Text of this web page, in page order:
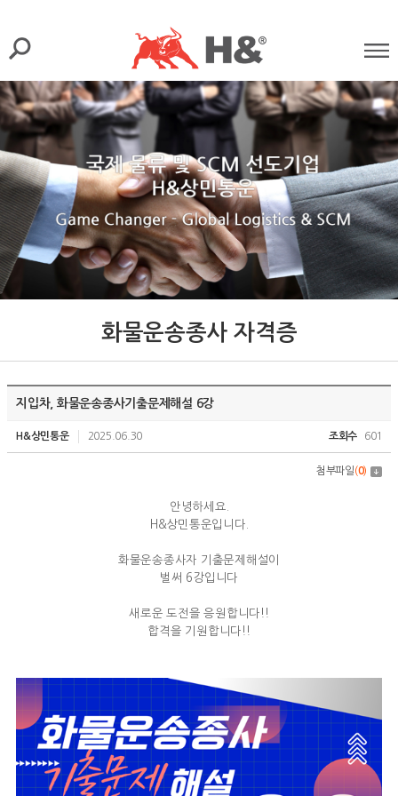
화물운송종사 자격증
지입차, 화물운송종사기출문제해설 6강
H&상민통운 2025.06.30 조회수 601
첨부파일(0)
안녕하세요.
H&상민통운입니다.
화물운송종사자 기출문제해설이
벌써 6강입니다
새로운 도전을 응원합니다!!
합격을 기원합니다!!